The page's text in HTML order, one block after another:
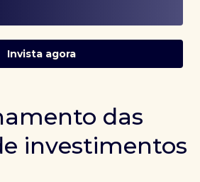
Invista agora
das
investimentos